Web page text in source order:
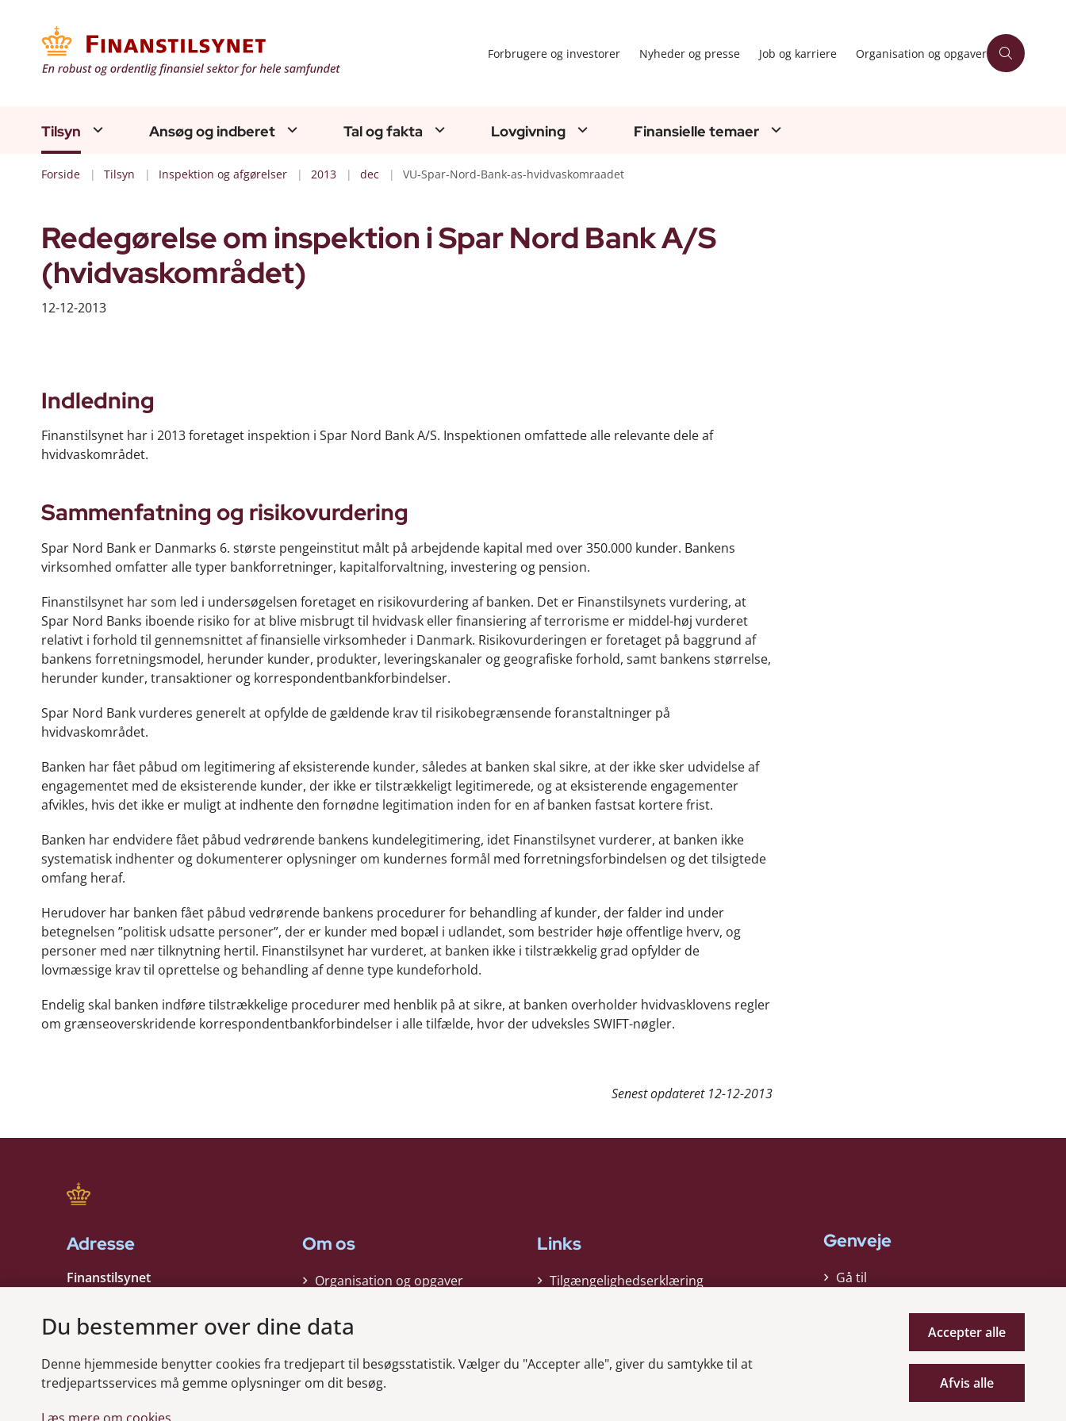
Forbrugere og investorer Nyheder og presse Job og karriere Organisation og opgaver
Tilsyn Ansøg og indberet Tal og fakta Lovgivning Finansielle temaer
Forside Tilsyn Inspektion og afgørelser 2013 dec VU-Spar-Nord-Bank-as-hvidvaskomraadet
Redegørelse om inspektion i Spar Nord Bank A/S
(hvidvaskområdet)
12-12-2013
Indledning
Finanstilsynet har i 2013 foretaget inspektion i Spar Nord Bank A/S. Inspektionen omfattede alle relevante dele af
hvidvaskområdet.
Sammenfatning og risikovurdering
Spar Nord Bank er Danmarks 6. største pengeinstitut målt på arbejdende kapital med over 350.000 kunder. Bankens
virksomhed omfatter alle typer bankforretninger, kapitalforvaltning, investering og pension.
Finanstilsynet har som led i undersøgelsen foretaget en risikovurdering af banken. Det er Finanstilsynets vurdering, at
Spar Nord Banks iboende risiko for at blive misbrugt til hvidvask eller finansiering af terrorisme er middel-høj vurderet
relativt i forhold til gennemsnittet af finansielle virksomheder i Danmark. Risikovurderingen er foretaget på baggrund af
bankens forretningsmodel, herunder kunder, produkter, leveringskanaler og geografiske forhold, samt bankens størrelse,
herunder kunder, transaktioner og korrespondentbankforbindelser.
Spar Nord Bank vurderes generelt at opfylde de gældende krav til risikobegrænsende foranstaltninger på
hvidvaskområdet.
Banken har fået påbud om legitimering af eksisterende kunder, således at banken skal sikre, at der ikke sker udvidelse af
engagementet med de eksisterende kunder, der ikke er tilstrækkeligt legitimerede, og at eksisterende engagementer
afvikles, hvis det ikke er muligt at indhente den fornødne legitimation inden for en af banken fastsat kortere frist.
Banken har endvidere fået påbud vedrørende bankens kundelegitimering, idet Finanstilsynet vurderer, at banken ikke
systematisk indhenter og dokumenterer oplysninger om kundernes formål med forretningsforbindelsen og det tilsigtede
omfang heraf.
Herudover har banken fået påbud vedrørende bankens procedurer for behandling af kunder, der falder ind under
betegnelsen ”politisk udsatte personer”, der er kunder med bopæl i udlandet, som bestrider høje offentlige hverv, og
personer med nær tilknytning hertil. Finanstilsynet har vurderet, at banken ikke i tilstrækkelig grad opfylder de
lovmæssige krav til oprettelse og behandling af denne type kundeforhold.
Endelig skal banken indføre tilstrækkelige procedurer med henblik på at sikre, at banken overholder hvidvasklovens regler
om grænseoverskridende korrespondentbankforbindelser i alle tilfælde, hvor der udveksles SWIFT-nøgler.
Senest opdateret 12-12-2013
Adresse
Finanstilsynet
1401 København K
CVR nummer:10598184
Om os
Organisation og opgaver
Kontakt
Modtag nyheder
Links
Tilgængelighedserklæring
Whistleblower
Genveje
Gå til
Du bestemmer over dine data
Denne hjemmeside benytter cookies fra tredjepart til besøgsstatistik. Vælger du "Accepter alle", giver du samtykke til at
tredjepartsservices må gemme oplysninger om dit besøg.
Accepter alle
Afvis alle